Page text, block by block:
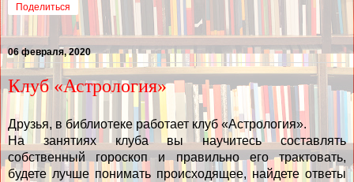
Поделиться
06 февраля, 2020
Клуб «Астрология»
Друзья, в библиотеке работает клуб «Астрология».
На занятиях клуба вы научитесь составлять
собственный гороскоп и правильно его трактовать,
будете лучше понимать происходящее, найдете ответы